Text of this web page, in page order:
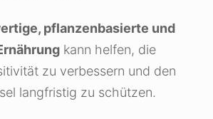
pflanzenbasierte und
kann helfen, die
zu verbessern und den
langfristig zu schützen.